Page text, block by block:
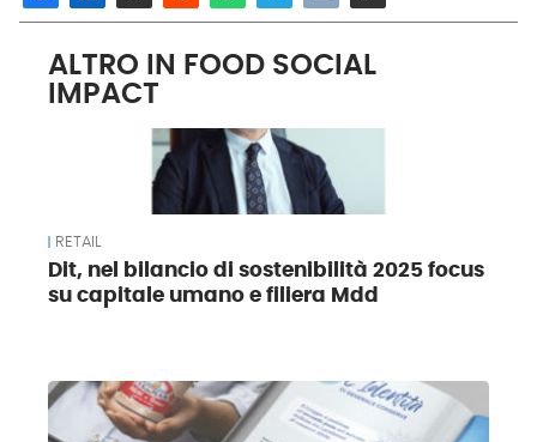
ALTRO IN FOOD SOCIAL
IMPACT
RETAIL
Dit, nel bilancio di sostenibilità 2025 focus
su capitale umano e filiera Mdd